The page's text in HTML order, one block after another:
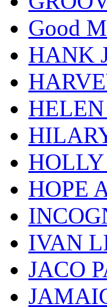
Good
HANK
HOPE
IVAN
JACO